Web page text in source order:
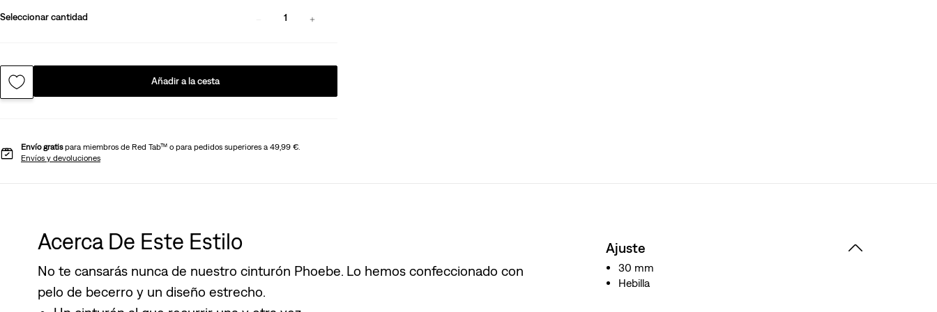
Seleccionar cantidad 1
Añadir a la cesta
Envío gratispara miembros de Red Tab™ o para pedidos superiores a 49,99 €.
Envíos y devoluciones
Acerca De Este Estilo
No te cansarás nunca de nuestro cinturón Phoebe. Lo hemos confeccionado con
pelo de becerro y un diseño estrecho.
Ajuste
30 mm
Hebilla